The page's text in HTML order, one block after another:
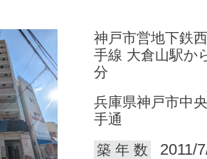
神戸市営地下鉄
手線 大倉山駅か
分
兵庫県神戸市中
手通
築 年 数
2011/